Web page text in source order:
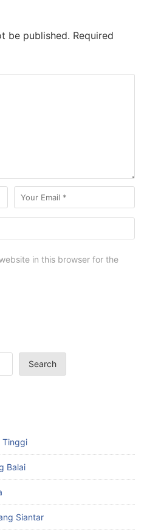
be published. Required
in this browser for the
Search
Tinggi
Balai
Siantar